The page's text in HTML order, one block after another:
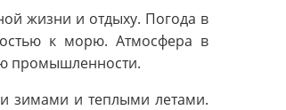
жизни и отдыху. Погода в
к морю. Атмосфера в
промышленности.
зимами и теплыми летами.